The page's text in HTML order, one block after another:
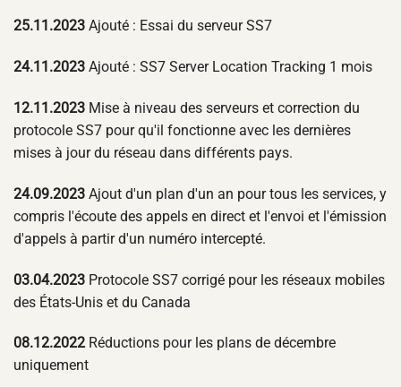
25.11.2023 Ajouté : Essai du serveur SS7
24.11.2023 Ajouté : SS7 Server Location Tracking 1 mois
12.11.2023 Mise à niveau des serveurs et correction du
protocole SS7 pour qu'il fonctionne avec les dernières
mises à jour du réseau dans différents pays.
24.09.2023 Ajout d'un plan d'un an pour tous les services, y
compris l'écoute des appels en direct et l'envoi et l'émission
d'appels à partir d'un numéro intercepté.
03.04.2023 Protocole SS7 corrigé pour les réseaux mobiles
des États-Unis et du Canada
08.12.2022 Réductions pour les plans de décembre
uniquement